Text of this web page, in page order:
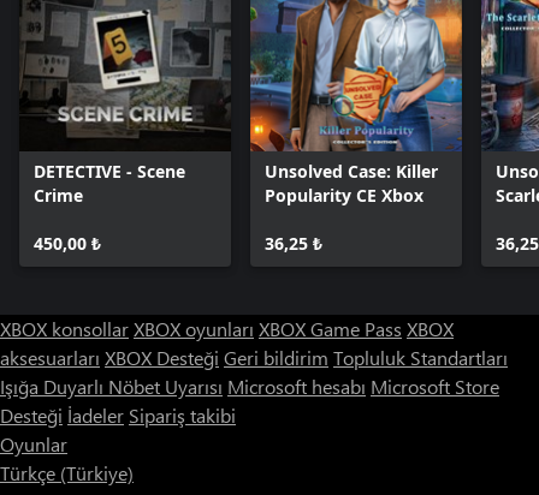
DETECTIVE - Scene
Crime
450,00 ₺
Unsolved Case: Killer
Popularity CE Xbox
36,25 ₺
XBOX konsollarXBOX oyunları XBOX Game Pass XBOX
aksesuarları XBOX Desteği Geri bildirim Topluluk Standartları
Işığa Duyarlı Nöbet Uyarısı Microsoft hesabı Microsoft Store
Desteği İadeler Sipariş takibi
Oyunlar
Türkçe (Türkiye)